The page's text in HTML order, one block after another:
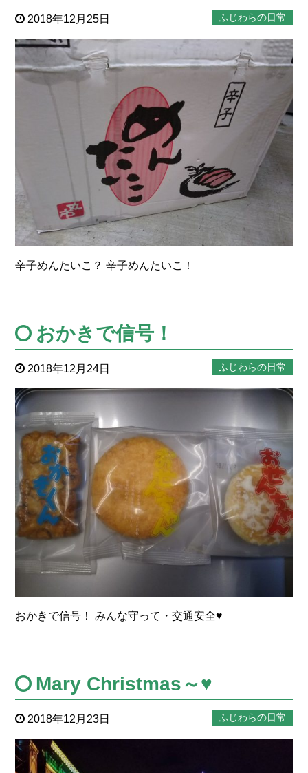
2018年12月25日 ふじわらの日常
辛子めんたいこ？ 辛子めんたいこ！
おかきで信号！
2018年12月24日 ふじわらの日常
おかきで信号！ みんな守って・交通安全♥
Mary Christmas～♥
2018年12月23日 ふじわらの日常